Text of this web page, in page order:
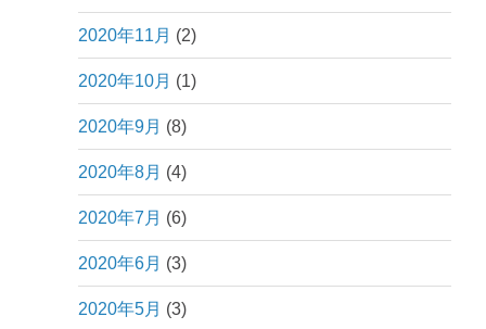
2020年11月 (2)
2020年10月 (1)
2020年9月 (8)
2020年8月 (4)
2020年7月 (6)
2020年6月 (3)
2020年5月 (3)